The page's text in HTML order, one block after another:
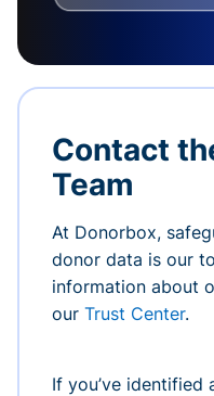
Contact
Team
At Donorbox,
donor data is our
information about
our Trust Center.
If you’ve identified